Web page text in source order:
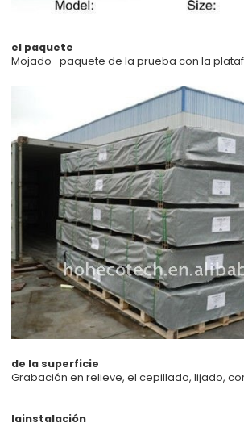
el paquete
Mojado- paquete de la prueba con la
de la superficie
Grabación en relieve, el cepillado, lijado,
lainstalación